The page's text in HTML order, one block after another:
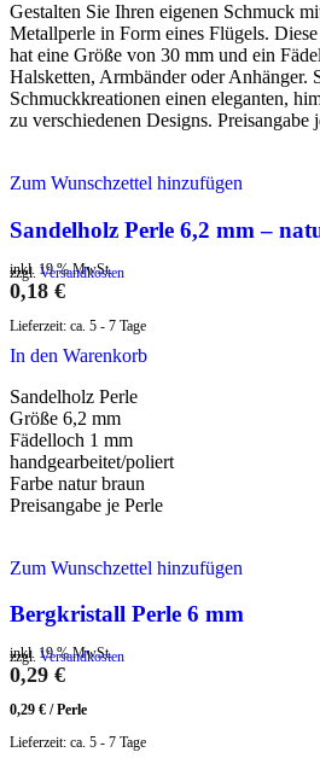
Gestalten Sie Ihren eigenen Schmuck
Metallperle in Form eines Flügels.
hat eine Größe von 30 mm und ein
Halsketten, Armbänder oder Anhänger.
Schmuckkreationen einen eleganten,
zu verschiedenen Designs. Preisangabe
Zum Wunschzettel hinzufügen
Sandelholz Perle 6,2 mm –
inkl. 19 % MwSt.
zzgl. Versandkosten
0,18 €
Lieferzeit: ca. 5 - 7 Tage
In den Warenkorb
Sandelholz Perle
Größe 6,2 mm
Fädelloch 1 mm
handgearbeitet/poliert
Farbe natur braun
Preisangabe je Perle
Zum Wunschzettel hinzufügen
Bergkristall Perle 6 mm
inkl. 19 % MwSt.
zzgl. Versandkosten
0,29 €
0,29 € /Perle
Lieferzeit: ca. 5 - 7 Tage